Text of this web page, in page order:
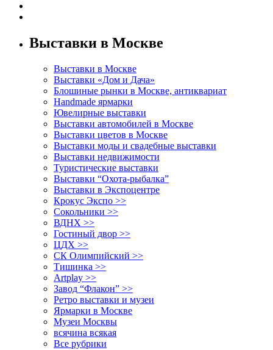
Выставки в Москве
Выставки в Москве
Выставки «Дом и Дача»
Блошиные рынки в Москве, антиквариат
Handmade ярмарки
Ювелирные выставки
Выставки автомобилей в Москве
Выставки цветов в Москве
Выставки моды и свадебные выставки
Выставки недвижимости
Туристические выставки
Выставки “Охота-рыбалка”
Выставки в Экспоцентре
Крокус Экспо >>
Сокольники >>
ВДНХ >>
Гостиный двор >>
ЦДХ >>
СК Олимпийский >>
Тишинка >>
Artplay >>
Завод “Флакон” >>
Ретро выставки и музеи
Ярмарки в Москве
Музеи Москвы
всячина всякая
Все рубрики